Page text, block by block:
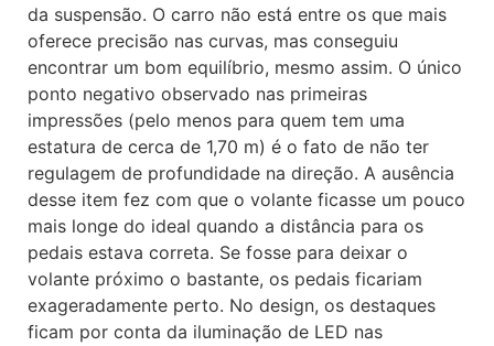
da suspensão. O carro não está entre os que mais
oferece precisão nas curvas, mas conseguiu
encontrar um bom equilíbrio, mesmo assim. O único
ponto negativo observado nas primeiras
impressões (pelo menos para quem tem uma
estatura de cerca de 1,70 m) é o fato de não ter
regulagem de profundidade na direção. A ausência
desse item fez com que o volante ficasse um pouco
mais longe do ideal quando a distância para os
pedais estava correta. Se fosse para deixar o
volante próximo o bastante, os pedais ficariam
exageradamente perto. No design, os destaques
ficam por conta da iluminação de LED nas